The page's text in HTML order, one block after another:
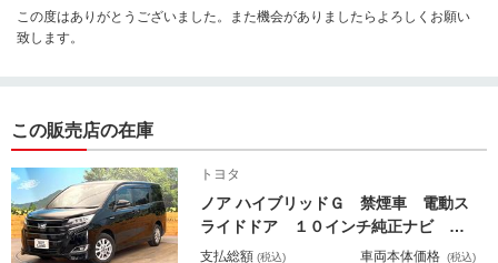
この度はありがとうございました。また機会がありましたらよろしくお願い
致します。
この販売店の在庫
トヨタ
ノア ハイブリッドＧ 禁煙車 電動ス
ライドドア １０インチ純正ナビ バ
ックカメラ トヨタセーフティセン
支払総額 (税込) 車両本体価格 (税込)